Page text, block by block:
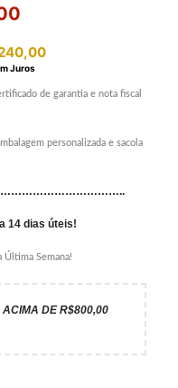
Juros
de garantia e nota fiscal
personalizada e sacola
14 dias úteis!
Última Semana!
ACIMA DE R$800,00